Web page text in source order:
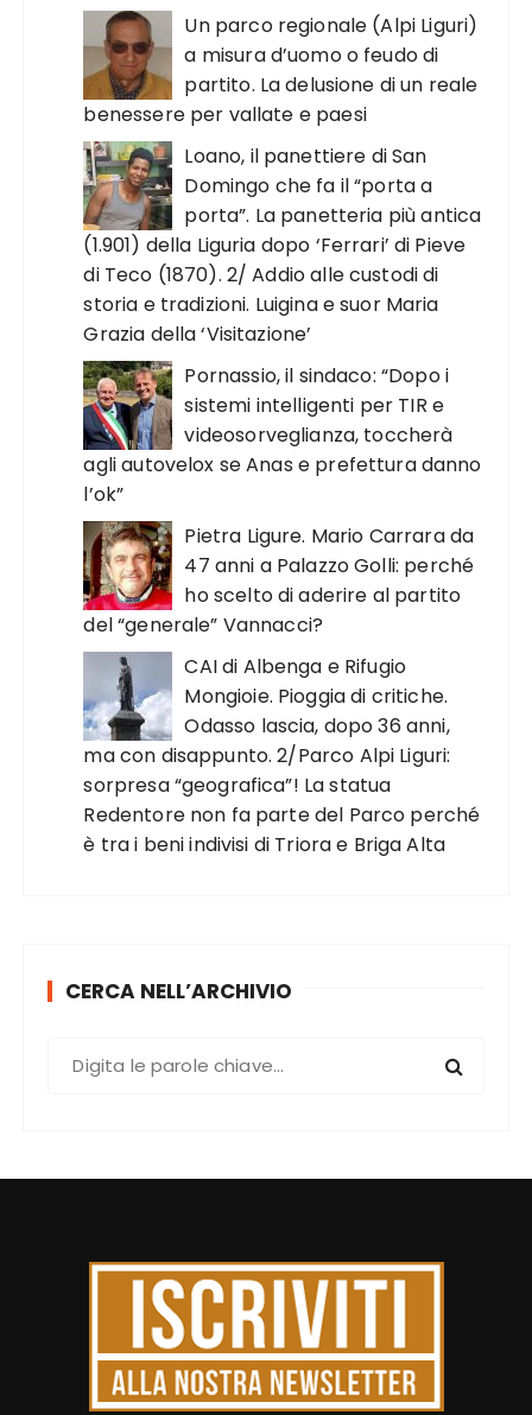
Un parco regionale (Alpi Liguri)
a misura d’uomo o feudo di
partito. La delusione di un reale
benessere per vallate e paesi
Loano, il panettiere di San
Domingo che fa il “porta a
porta”. La panetteria più antica
(1.901) della Liguria dopo ‘Ferrari’ di Pieve
di Teco (1870). 2/ Addio alle custodi di
storia e tradizioni. Luigina e suor Maria
Grazia della ‘Visitazione’
Pornassio, il sindaco: “Dopo i
sistemi intelligenti per TIR e
videosorveglianza, toccherà
agli autovelox se Anas e prefettura danno
l’ok”
Pietra Ligure. Mario Carrara da
47 anni a Palazzo Golli: perché
ho scelto di aderire al partito
del “generale” Vannacci?
CAI di Albenga e Rifugio
Mongioie. Pioggia di critiche.
Odasso lascia, dopo 36 anni,
ma con disappunto. 2/Parco Alpi Liguri:
sorpresa “geografica”! La statua
Redentore non fa parte del Parco perché
è tra i beni indivisi di Triora e Briga Alta
CERCA NELL’ARCHIVIO